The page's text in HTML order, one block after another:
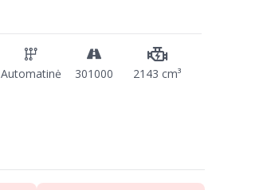
Automatinė 301000 2143 cm³